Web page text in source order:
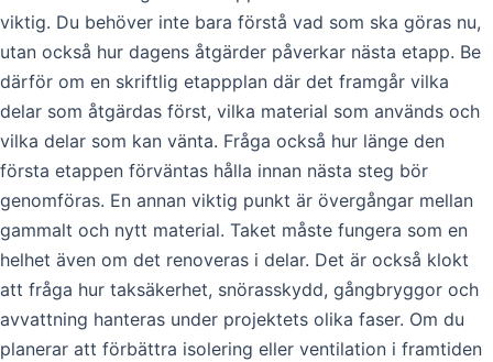
viktig. Du behöver inte bara förstå vad som ska göras nu,
utan också hur dagens åtgärder påverkar nästa etapp. Be
därför om en skriftlig etappplan där det framgår vilka
delar som åtgärdas först, vilka material som används och
vilka delar som kan vänta. Fråga också hur länge den
första etappen förväntas hålla innan nästa steg bör
genomföras. En annan viktig punkt är övergångar mellan
gammalt och nytt material. Taket måste fungera som en
helhet även om det renoveras i delar. Det är också klokt
att fråga hur taksäkerhet, snörasskydd, gångbryggor och
avvattning hanteras under projektets olika faser. Om du
planerar att förbättra isolering eller ventilation i framtiden